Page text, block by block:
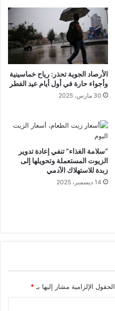
الأرصاد الجوية تحذر: رياح خماسينية
وأجواء حارة في أول أيام عيد الفطر
30 مارس، 2025
“سلامة الغذاء” تنفي إعادة تدوير
الزيوت المستعملة وتحويلها إلى
زبدة للاستهلاك الآدمي
14 ديسمبر، 2025
الحقول الإلزامية مشار إليها بـ *